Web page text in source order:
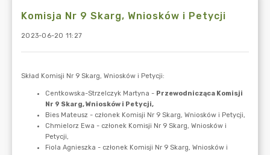
Komisja Nr 9 Skarg, Wniosków i Petycji
2023-06-20 11:27